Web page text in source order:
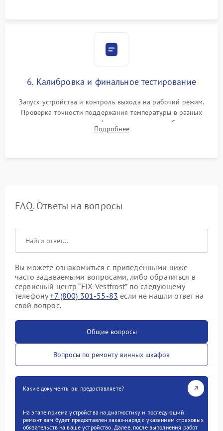
6. Калибровка и финальное тестирование
Запуск устройства и контроль выхода на рабочий режим.
Проверка точности поддержания температуры в разных
климатических зонах шкафа, оценка уровня стабильности
влажности и полного отсутствия вибраций корпуса.
Подробнее
FAQ. Ответы на вопросы
Вы можете ознакомиться с приведенными ниже
часто задаваемыми вопросами, либо обратиться в
сервисный центр “FIX-Vestfrost” по следующему
телефону+7 (800) 301-55-83 если не нашли ответ на
свой вопрос.
Общие вопросы
Вопросы по ремонту винных шкафов
Какие документы вы предоставляете?
На этапе приема устройства на диагностику и последующий
ремонт вам будет предоставлен заказ-наряд с указанием страховых
обязательств на ваше устройство. Далее, после выполнения работ